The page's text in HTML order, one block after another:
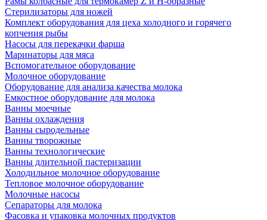
Стерилизаторы для ножей
Комплект оборудования для цеха холодного и горячего
копчения рыбы
Насосы для перекачки фарша
Маринаторы для мяса
Вспомогательное оборудование
Молочное оборудование
Оборудование для анализа качества молока
Емкостное оборудование для молока
Ванны моечные
Ванны охлаждения
Ванны сыродельные
Ванны творожные
Ванны технологические
Ванны длительной пастеризации
Холодильное молочное оборудование
Тепловое молочное оборудование
Молочные насосы
Сепараторы для молока
Фасовка и упаковка молочных продуктов